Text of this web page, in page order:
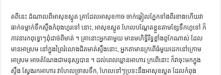
ត​ពី​នេះ​ ដំណាល​ពី​អា​សុខ​ស្លូត​ គ្រា​ដែល​អា​សុខ​កាច​ ចាក់​ឆ្កៀល​ភ្នែក​ទាំង​ពីរ​ខាង​ហើយ​វា​
ធាក់​ទម្លាក់​ទឹក​ស្ទឹង​កំពុង​ហូរ​ទៅ ​នោះ, អា​សុខ​ស្លូត​ ហែល​បណ្ដែត​ខ្លួន​តាម​ខ្សែ​ទឹក​ហូ​ទៅ​ ក៏​
ភាវនា​រក​ពុទ្ធោៗ​ពុំ​ដាច់​ពី​មាត់ ។ គ្រា​នោះ​អ្នក​តា​មួយ​ មាន​មហិទ្ធីរឹទ្ធ​ខ្លាំង​ពូកែ​ណាស់​ ដែល​
មាន​អា​ស្រម​ នៅ​ក្នុង​ព្រៃ​រំលោង​ជិត​មាត់​ស្ទឹង​នោះ, អ្នកតា​មាន​ក្រពើ​ធំ​មួយ​ដេក​នៅ​ក្រោម​
អាស្រម​ អាច​តំណែង​ជា​មនុស្ស​បាន ។ ដល់​ពេល​ឃ្លាន​អាហារ​ ក្រពើ​នោះ​ ក៏​វា​ចុះ​មក​ក្នុង​
ស្ទឹង​ ស្វែង​រក​អាហារ​ វា​ហែល​ច្រាស​ទឹក, ហែល​ទៅៗ​ប្រទះ​នឹង​អា​សុខ​ស្លូត​ ដែល​កំពុង​